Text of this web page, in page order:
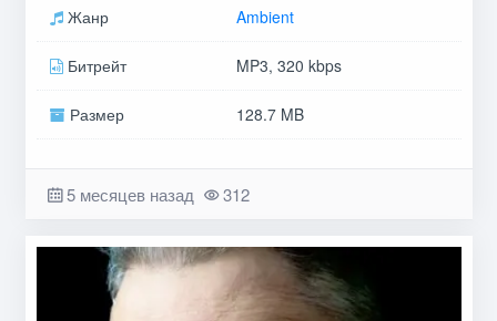
Жанр Ambient
Битрейт MP3, 320 kbps
Размер 128.7 MB
5 месяцев назад 312